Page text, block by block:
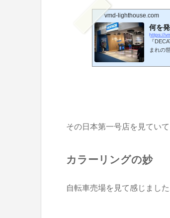
vmd-lighthouse.com
何を
https://
『
まれの
なった
その日本第一号店を見てい
カラーリングの妙
自転車売場を見て感じました